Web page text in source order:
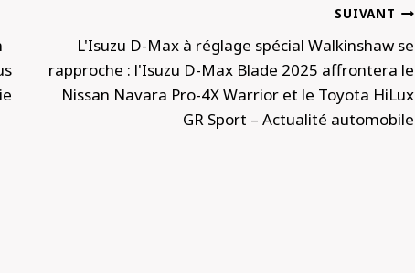
SUIVANT
L'Isuzu D-Max à réglage spécial Walkinshaw se
rapproche : l'Isuzu D-Max Blade 2025 affrontera le
Nissan Navara Pro-4X Warrior et le Toyota HiLux
GR Sport – Actualité automobile